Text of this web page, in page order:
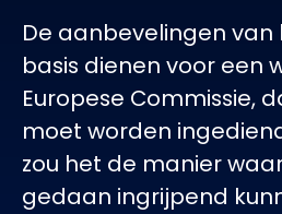
De aanbevelingen van
basis dienen voor een
Europese Commissie,
moet worden
zou het de manier
gedaan ingrijpend